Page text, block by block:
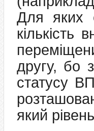
Для яких
кількість
другу, бо
статусу
який